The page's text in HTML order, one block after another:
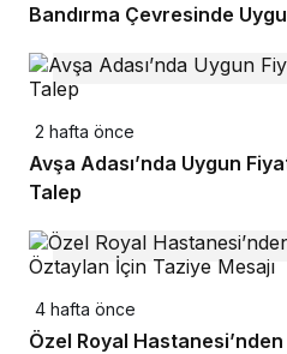
Bandırma Çevresinde
2 hafta önce
Avşa Adası’nda Uygun
Talep
4 hafta önce
Özel Royal